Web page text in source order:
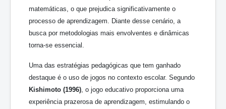
matemáticas, o que prejudica significativamente o
processo de aprendizagem. Diante desse cenário, a
busca por metodologias mais envolventes e dinâmicas
torna-se essencial.
Uma das estratégias pedagógicas que tem ganhado
destaque é o uso de jogos no contexto escolar. Segundo
Kishimoto (1996) , o jogo educativo proporciona uma
experiência prazerosa de aprendizagem, estimulando o